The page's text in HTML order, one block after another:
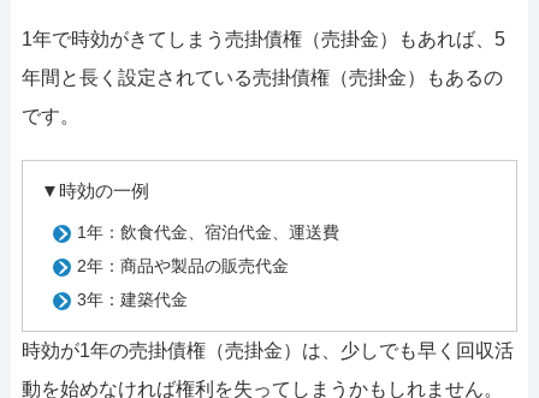
1年で時効がきてしまう売掛債権（売掛金）もあれば、5
年間と長く設定されている売掛債権（売掛金）もあるの
です。
▼時効の一例
1年：飲食代金、宿泊代金、運送費
2年：商品や製品の販売代金
3年：建築代金
時効が1年の売掛債権（売掛金）は、少しでも早く回収活
動を始めなければ権利を失ってしまうかもしれません。